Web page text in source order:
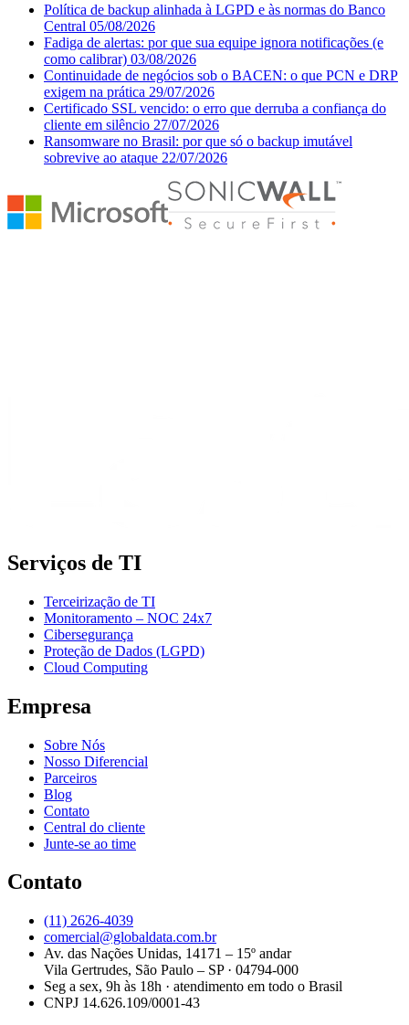
Política de backup alinhada à LGPD e às normas do Banco
Central 05/08/2026
Fadiga de alertas: por que sua equipe ignora notificações (e
como calibrar) 03/08/2026
Continuidade de negócios sob o BACEN: o que PCN e DRP
exigem na prática 29/07/2026
Certificado SSL vencido: o erro que derruba a confiança do
cliente em silêncio 27/07/2026
Ransomware no Brasil: por que só o backup imutável
sobrevive ao ataque 22/07/2026
Serviços de TI
Terceirização de TI
Monitoramento – NOC 24x7
Cibersegurança
Proteção de Dados (LGPD)
Cloud Computing
Empresa
Sobre Nós
Nosso Diferencial
Parceiros
Blog
Contato
Central do cliente
Junte-se ao time
Contato
(11) 2626-4039
comercial@globaldata.com.br
Av. das Nações Unidas, 14171 – 15º andar
Vila Gertrudes, São Paulo – SP · 04794-000
Seg a sex, 9h às 18h · atendimento em todo o Brasil
CNPJ 14.626.109/0001-43